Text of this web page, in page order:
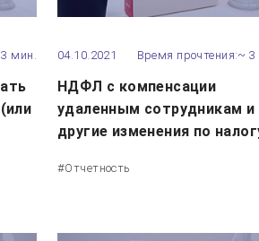
мин. 04.10.2021 Время прочтения:~ 3
НДФЛ с компенсации
удаленным сотрудникам и
другие изменения по
#Отчетность